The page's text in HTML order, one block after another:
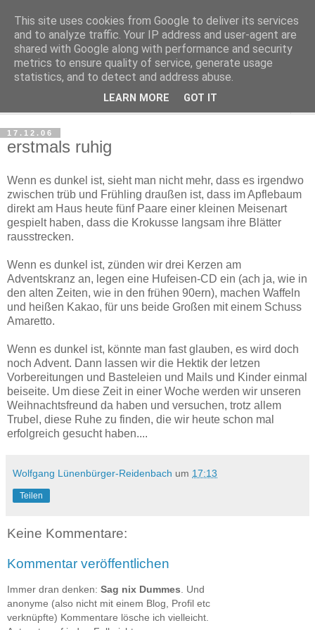
Haltungsturnen
Niveau sieht nur von unten aus wie Arroganz.
17.12.06
erstmals ruhig
Wenn es dunkel ist, sieht man nicht mehr, dass es irgendwo
zwischen trüb und Frühling draußen ist, dass im Apflebaum
direkt am Haus heute fünf Paare einer kleinen Meisenart
gespielt haben, dass die Krokusse langsam ihre Blätter
rausstrecken.
Wenn es dunkel ist, zünden wir drei Kerzen am
Adventskranz an, legen eine Hufeisen-CD ein (ach ja, wie in
den alten Zeiten, wie in den frühen 90ern), machen Waffeln
und heißen Kakao, für uns beide Großen mit einem Schuss
Amaretto.
Wenn es dunkel ist, könnte man fast glauben, es wird doch
noch Advent. Dann lassen wir die Hektik der letzen
Vorbereitungen und Basteleien und Mails und Kinder einmal
beiseite. Um diese Zeit in einer Woche werden wir unseren
Weihnachtsfreund da haben und versuchen, trotz allem
Trubel, diese Ruhe zu finden, die wir heute schon mal
erfolgreich gesucht haben....
Wolfgang Lünenbürger-Reidenbach um 17:13
Teilen
Keine Kommentare:
Kommentar veröffentlichen
Immer dran denken: Sag nix Dummes . Und
anonyme (also nicht mit einem Blog, Profil etc
verknüpfte) Kommentare lösche ich vielleicht.
This site uses cookies from Google to deliver its services
and to analyze traffic. Your IP address and user-agent are
shared with Google along with performance and security
metrics to ensure quality of service, generate usage
statistics, and to detect and address abuse.
LEARN MORE GOT IT